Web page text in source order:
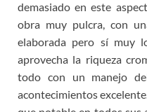
demasiado en este
obra muy pulcra, con
elaborada pero sí muy
aprovecha la riqueza
todo con un manejo
acontecimientos